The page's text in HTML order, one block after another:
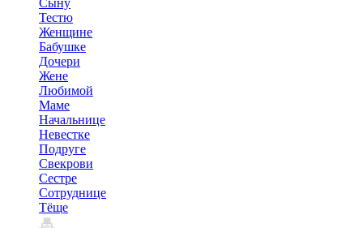
Сыну
Тестю
Женщине
Бабушке
Дочери
Жене
Любимой
Маме
Начальнице
Невестке
Подруге
Свекрови
Сестре
Сотруднице
Тёще